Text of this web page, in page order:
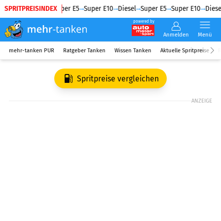
SPRITPREISINDEX
Diesel Super E5 Super E10 Diesel Super E5 Super E10 Diesel
powered by
Anmelden Menü
mehr-tanken PUR Ratgeber Tanken Wissen Tanken Aktuelle Spritpreise
Spritpreise vergleichen
ANZEIGE